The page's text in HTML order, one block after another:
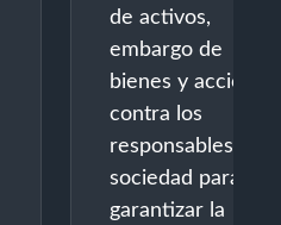
de activos,
embargo de
bienes y acciones
contra los
responsables de
sociedad para
garantizar la